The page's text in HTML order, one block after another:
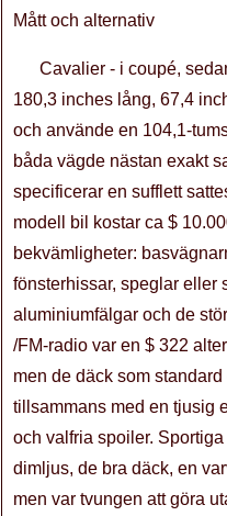
Mått och alternativ
Cavalier - i coupé,
180,3 inches lång, 67,4
och använde en 104,1-
båda vägde nästan exakt
specificerar en sufflett
modell bil kostar ca $
bekvämligheter:
fönsterhissar, speglar eller
aluminiumfälgar och de
/FM-radio var en $ 322
men de däck som
tillsammans med en tjusig
och valfria spoiler.
dimljus, de bra däck, en
men var tvungen att göra